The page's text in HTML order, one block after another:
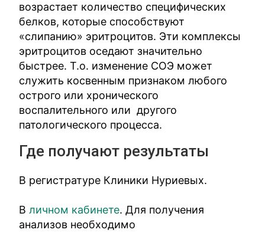
возрастает количество специфических
белков, которые способствуют
«слипанию» эритроцитов. Эти комплексы
эритроцитов оседают значительно
быстрее. Т.о. изменение СОЭ может
служить косвенным признаком любого
острого или хронического
воспалительного или другого
патологического процесса.
Где получают результаты
В регистратуре Клиники Нуриевых.
Вличном кабинете. Для получения
анализов необходимо